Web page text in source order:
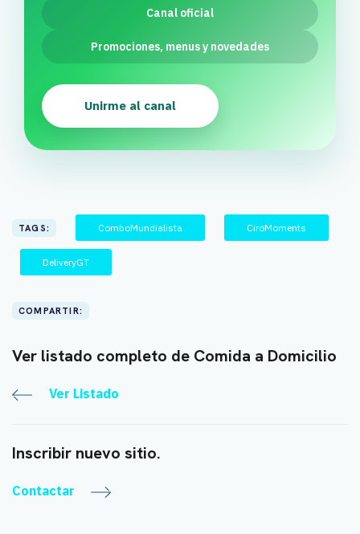
Canal oficial
Promociones, menus y novedades
Unirme al canal
TAGS: ComboMundialista CiroMoments
DeliveryGT
COMPARTIR:
Ver listado completo de Comida a Domicilio
Ver Listado
Inscribir nuevo sitio.
Contactar